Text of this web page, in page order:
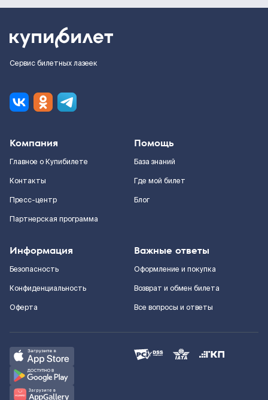
Сервис билетных лазеек
Компания
Главное о Купибилете
Контакты
Пресс-центр
Партнерская программа
Помощь
База знаний
Где мой билет
Блог
Информация
Безопасность
Конфиденциальность
Оферта
Важные ответы
Оформление и покупка
Возврат и обмен билета
Все вопросы и ответы